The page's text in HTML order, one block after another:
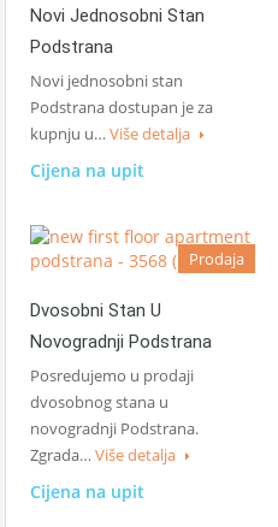
Novi Jednosobni Stan
Podstrana
Novi jednosobni stan
Podstrana dostupan je za
kupnju u… Više detalja
Cijena na upit
Prodaja
Dvosobni Stan U
Novogradnji Podstrana
Posredujemo u prodaji
dvosobnog stana u
novogradnji Podstrana.
Zgrada… Više detalja
Cijena na upit